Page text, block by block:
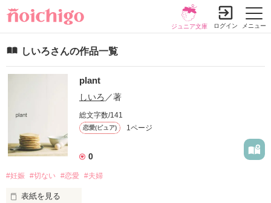
メニュー
ジュニア文庫 ログイン
しいろさんの作品一覧
plant
しいろ ／著
総文字数/141
恋愛(ピュア) 1ページ
0
#妊娠 #切ない #恋愛 #夫婦
表紙を見る